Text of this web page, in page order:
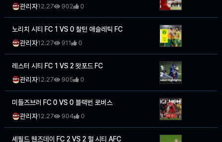
관리자12.27 902 0
노리치 시티 FC 1 VS 0 찰턴 애슬레틱 FC
관리자12.27 911 0
레스터 시티 FC 1 VS 2 왓포드 FC
관리자12.27 905 0
미들즈브러 FC 0 VS 0 블랙번 로버스
관리자12.27 904 0
셰필드 웬즈데이 FC 2 VS 2 헐 시티 AFC